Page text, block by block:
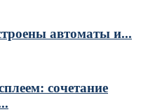
автоматы и...
сочетание